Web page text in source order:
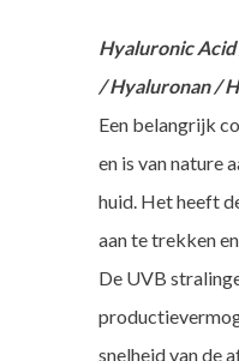
Hyaluronic
/ Hyaluronan /
Een belangrijk
en is van nature
huid. Het heeft
aan te trekken
De UVB
snelheid van de